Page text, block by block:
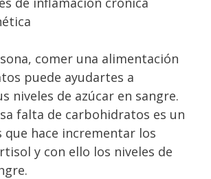
comer una alimentación
puede ayudartes a
niveles de azúcar en sangre.
falta de carbohidratos es un
que hace incrementar los
y con ello los niveles de